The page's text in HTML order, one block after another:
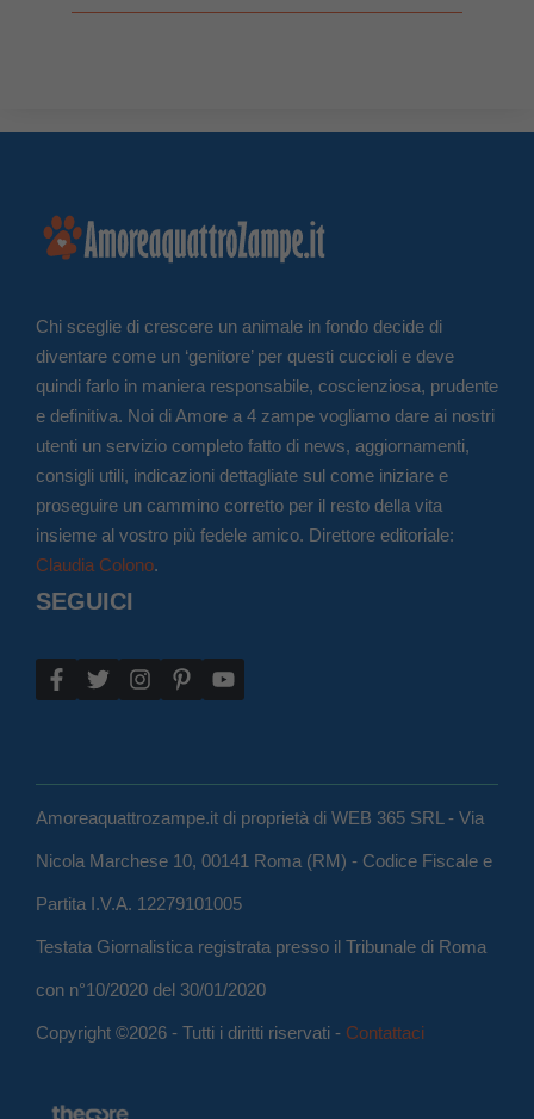
Chi sceglie di crescere un animale in fondo decide di
diventare come un ‘genitore’ per questi cuccioli e deve
quindi farlo in maniera responsabile, coscienziosa, prudente
e definitiva. Noi di Amore a 4 zampe vogliamo dare ai nostri
utenti un servizio completo fatto di news, aggiornamenti,
consigli utili, indicazioni dettagliate sul come iniziare e
proseguire un cammino corretto per il resto della vita
insieme al vostro più fedele amico. Direttore editoriale:
Claudia Colono.
SEGUICI
Amoreaquattrozampe.it di proprietà di WEB 365 SRL - Via
Nicola Marchese 10, 00141 Roma (RM) - Codice Fiscale e
Partita I.V.A. 12279101005
Testata Giornalistica registrata presso il Tribunale di Roma
con n°10/2020 del 30/01/2020
Copyright ©2026 - Tutti i diritti riservati - Contattaci